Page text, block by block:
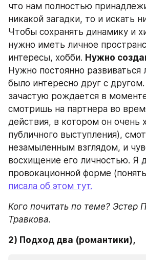
что нам полностью
никакой загадки, то и искать
Чтобы сохранять динамику и
нужно иметь личное
интересы, хобби.
Нужно постоянно развиваться
было интересно друг с
зачастую рождается в
смотришь на партнера во
действия, в котором он очень
публичного выступления),
незамыленным взглядом, и
восхищение его личностью. Я
писала об этом тут.
Кого почитать по теме? Эстер
Травкова.
2) Подход два (романтики),